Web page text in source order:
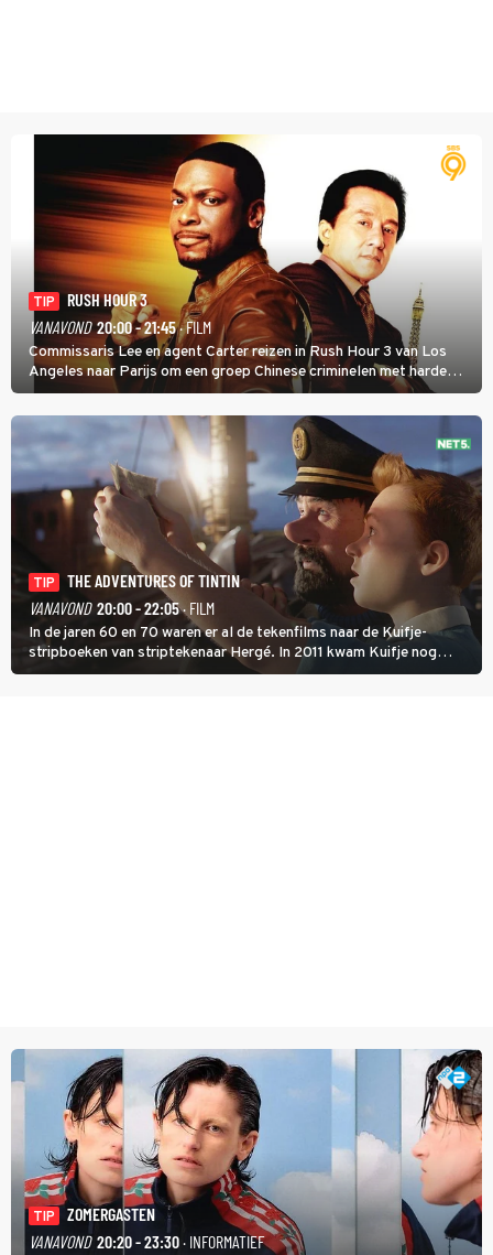
TIP
RUSH HOUR 3
VANAVOND 20:00 - 21:45· FILM
Commissaris Lee en agent Carter reizen in Rush Hour 3 van Los
Angeles naar Parijs om een groep Chinese criminelen met harde
hand aan te pakken.
TIP
THE ADVENTURES OF TINTIN
VANAVOND 20:00 - 22:05· FILM
In de jaren 60 en 70 waren er al de tekenfilms naar de Kuifje-
stripboeken van striptekenaar Hergé. In 2011 kwam Kuifje nog
meer tot leven in The Adventures of Tintin van Steven Spielberg.
TIP
ZOMERGASTEN
VANAVOND 20:20 - 23:30· INFORMATIEF